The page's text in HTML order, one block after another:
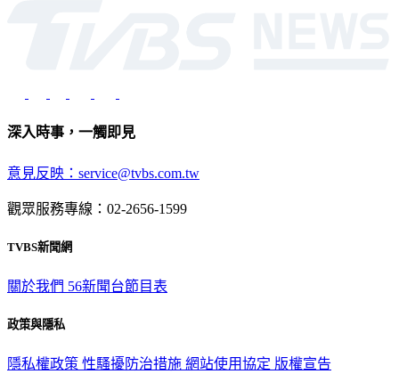
深入時事，一觸即見
意見反映：service@tvbs.com.tw
觀眾服務專線：02-2656-1599
TVBS新聞網
關於我們 56新聞台節目表
政策與隱私
隱私權政策 性騷擾防治措施 網站使用協定 版權宣告